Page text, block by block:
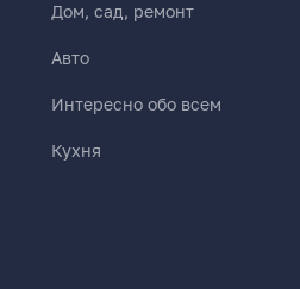
Дом, сад, ремонт
Авто
Интересно обо всем
Кухня